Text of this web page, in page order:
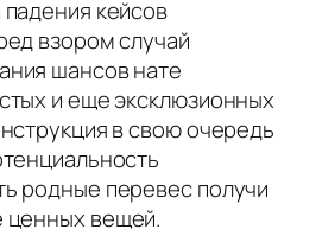
кейсов
взором случай
шансов нате
и еще эксклюзионных
в свою очередь
родные перевес получи
вещей.